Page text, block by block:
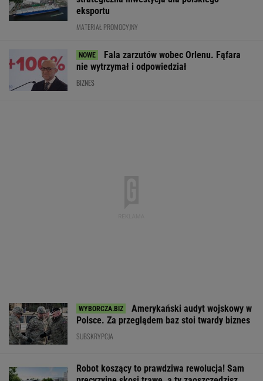
eksportu
MATERIAŁ PROMOCYJNY
Fala zarzutów wobec Orlenu. Fąfara
nie wytrzymał i odpowiedział
BIZNES
Amerykański audyt wojskowy w
Polsce. Za przeglądem baz stoi twardy biznes
SUBSKRYPCJA
Robot koszący to prawdziwa rewolucja! Sam